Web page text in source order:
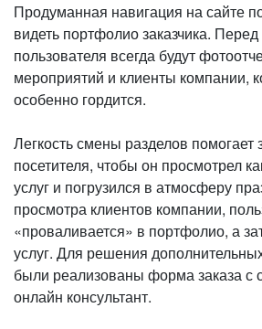
Продуманная навигация на сайте
видеть портфолио заказчика. Перед
пользователя всегда будут
мероприятий и клиенты компании,
особенно гордится.
Легкость смены разделов помогает
посетителя, чтобы он просмотрел
услуг и погрузился в атмосферу
просмотра клиентов компании,
«проваливается» в портфолио, а
услуг. Для решения
были реализованы форма заказа с
онлайн консультант.